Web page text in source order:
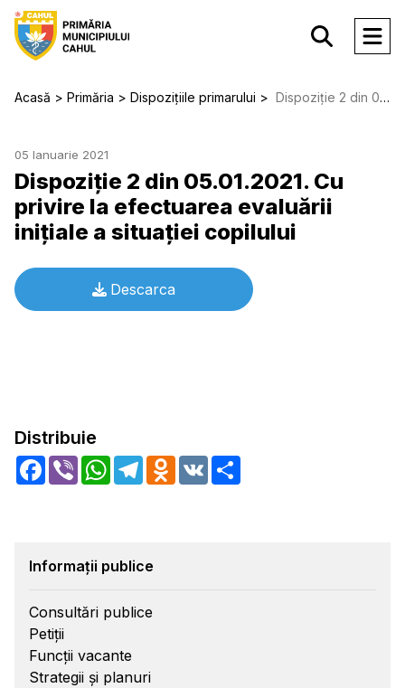
Acasă Primăria Dispozițiile primarului Dispoziție 2 din 05.01.2021. Cu privire la efectuarea evaluării iniţiale a situaţiei copilului
05 Ianuarie 2021
Dispoziție 2 din 05.01.2021. Cu
privire la efectuarea evaluării
iniţiale a situaţiei copilului
Descarca
Distribuie
Facebook
Viber WhatsApp
TelegramOdnoklassniki
VK
Informații publice
Consultări publice
Petiții
Funcții vacante
Strategii și planuri